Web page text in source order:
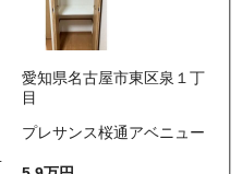
愛知県名古屋市東区泉１丁
目
プレサンス桜通アベニュー